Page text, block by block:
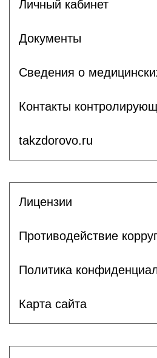
Личный кабинет
Документы
Сведения о
Контакты
takzdorovo.ru
Лицензии
Противодействие
Политика
Карта сайта